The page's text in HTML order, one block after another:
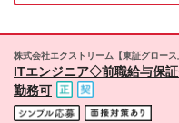
纏わるもの
時 ◎実施手
業務
株式会社エクストリーム【東証グロース
ITエンジニア◇前職給与保
勤務可